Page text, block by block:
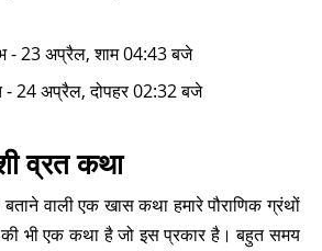
- 23 अप्रैल, शाम 04:43 बजे
- 24 अप्रैल, दोपहर 02:32 बजे
व्रत कथा
वाली एक खास कथा हमारे पौराणिक ग्रंथों
भी एक कथा है जो इस प्रकार है। बहुत समय